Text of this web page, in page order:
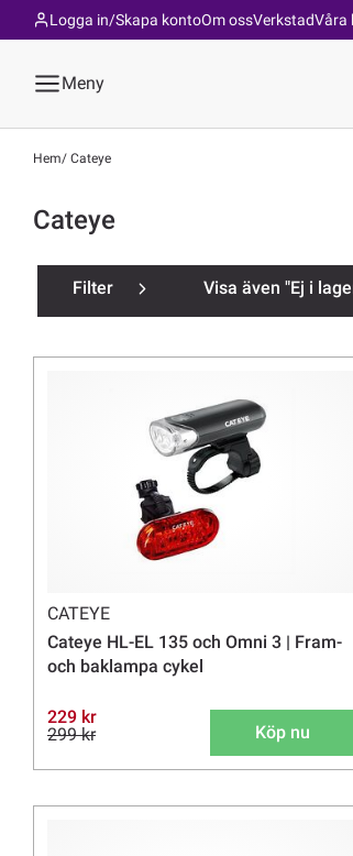
Om ossVerkstadVåra
Logga in/Skapa konto
Meny
Hem Cateye
Cateye
Filter Visa även "Ej i
CATEYE
Cateye HL-EL 135 och Omni 3 | Fram-
och baklampa cykel
229 kr
299 kr
Köp nu